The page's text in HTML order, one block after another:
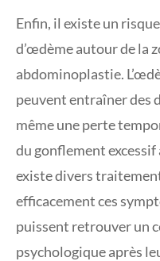
Enfin, il existe un
d’œdème autour de la
abdominoplastie.
peuvent entraîner des
même une perte
du gonflement excessif
existe divers
efficacement ces
puissent retrouver un
psychologique après